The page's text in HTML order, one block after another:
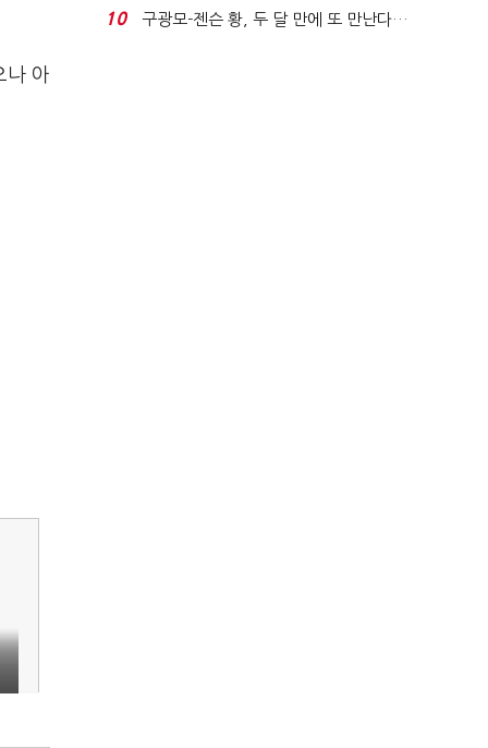
나 아
가 수습"
10
구광모-젠슨 황, 두 달 만에 또 만난다…